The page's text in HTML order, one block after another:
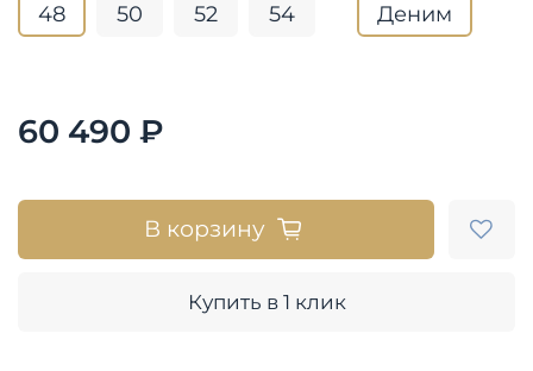
48 50 52 54 Деним
60 490 ₽
В корзину
Купить в 1 клик